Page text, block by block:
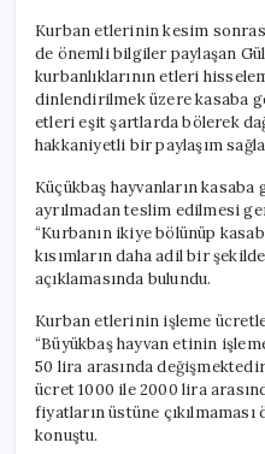
Kurban etlerinin kesim
de önemli bilgiler paylaşan
kurbanlıklarının etleri
dinlendirilmek üzere kasaba
etleri eşit şartlarda bölerek
hakkaniyetli bir paylaşım
Küçükbaş hayvanların
ayrılmadan teslim edilmesi
“Kurbanın ikiye bölünüp
kısımların daha adil bir
açıklamasında bulundu.
Kurban etlerinin işleme
“Büyükbaş hayvan etinin
50 lira arasında
ücret 1000 ile 2000 lira
fiyatların üstüne
konuştu.